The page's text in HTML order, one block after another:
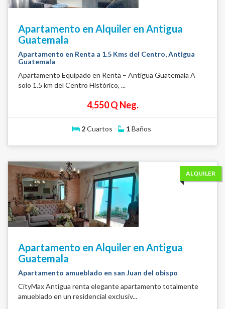
Apartamento en Alquiler en Antigua
Guatemala
Apartamento en Renta a 1.5 Kms del Centro, Antigua
Guatemala
Apartamento Equipado en Renta – Antigua Guatemala A
solo 1.5 km del Centro Histórico, ...
4,550 Q Neg.
2Cuartos 1Baños
ALQUILER
Apartamento en Alquiler en Antigua
Guatemala
Apartamento amueblado en san Juan del obispo
CityMax Antigua renta elegante apartamento totalmente
amueblado en un residencial exclusiv...